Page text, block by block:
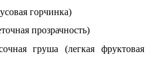
горчинка)
прозрачность)
груша (легкая фруктовая